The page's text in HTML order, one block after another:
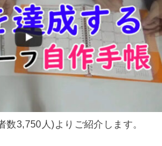
数3,750人)よりご紹介します。